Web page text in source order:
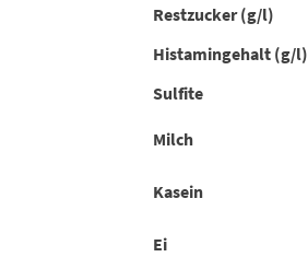
Restzucker (g/l)
Histamingehalt (g/l)
Sulfite
Milch
Kasein
Ei